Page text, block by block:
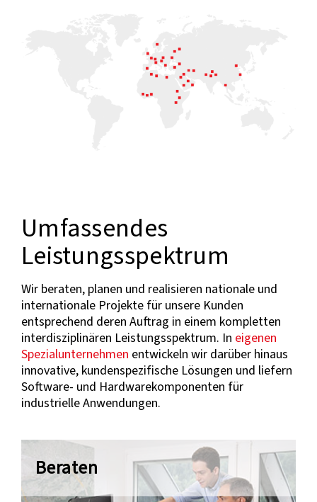
Umfassendes
Leistungsspektrum
Wir beraten, planen und realisieren nationale und
internationale Projekte für unsere Kunden
entsprechend deren Auftrag in einem kompletten
interdisziplinären Leistungsspektrum. In eigenen
Spezialunternehmen entwickeln wir darüber hinaus
innovative, kundenspezifische Lösungen und liefern
Software- und Hardwarekomponenten für
industrielle Anwendungen.
Beraten